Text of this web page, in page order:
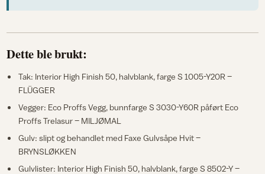
Dette ble brukt:
Tak: Interior High Finish 50, halvblank, farge S 1005-Y20R –
FLÜGGER
Vegger: Eco Proffs Vegg, bunnfarge S 3030-Y60R påført Eco
Proffs Trelasur – MILJØMAL
Gulv: slipt og behandlet med Faxe Gulvsåpe Hvit –
BRYNSLØKKEN
Gulvlister: Interior High Finish 50, halvblank, farge S 8502-Y –